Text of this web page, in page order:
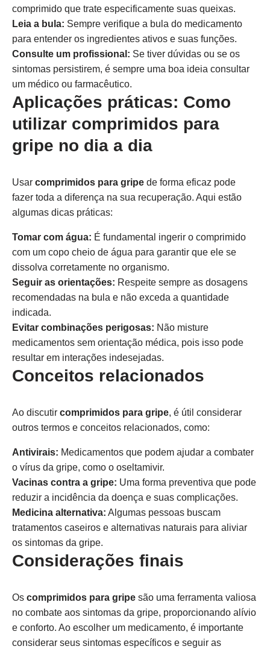
comprimido que trate especificamente suas queixas.
Leia a bula: Sempre verifique a bula do medicamento
para entender os ingredientes ativos e suas funções.
Consulte um profissional: Se tiver dúvidas ou se os
sintomas persistirem, é sempre uma boa ideia consultar
um médico ou farmacêutico.
Aplicações práticas: Como
utilizar comprimidos para
gripe no dia a dia
Usar comprimidos para gripe de forma eficaz pode
fazer toda a diferença na sua recuperação. Aqui estão
algumas dicas práticas:
Tomar com água: É fundamental ingerir o comprimido
com um copo cheio de água para garantir que ele se
dissolva corretamente no organismo.
Seguir as orientações: Respeite sempre as dosagens
recomendadas na bula e não exceda a quantidade
indicada.
Evitar combinações perigosas: Não misture
medicamentos sem orientação médica, pois isso pode
resultar em interações indesejadas.
Conceitos relacionados
Ao discutir comprimidos para gripe, é útil considerar
outros termos e conceitos relacionados, como:
Antivirais: Medicamentos que podem ajudar a combater
o vírus da gripe, como o oseltamivir.
Vacinas contra a gripe: Uma forma preventiva que pode
reduzir a incidência da doença e suas complicações.
Medicina alternativa: Algumas pessoas buscam
tratamentos caseiros e alternativas naturais para aliviar
os sintomas da gripe.
Considerações finais
Os comprimidos para gripe são uma ferramenta valiosa
no combate aos sintomas da gripe, proporcionando alívio
e conforto. Ao escolher um medicamento, é importante
considerar seus sintomas específicos e seguir as